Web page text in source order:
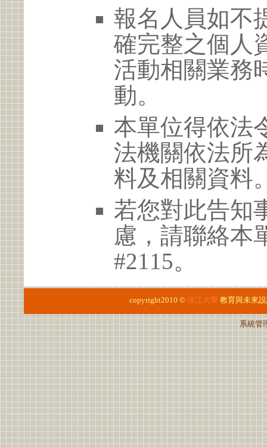
報名人員如不
確完整之個人
活動相關業務
動。
本單位得依法
法機關依法所
料及相關資料
若您對此告知
慮，請聯絡本
#2115。
copyright2010 © 淡江大學 教育與未來
系統管